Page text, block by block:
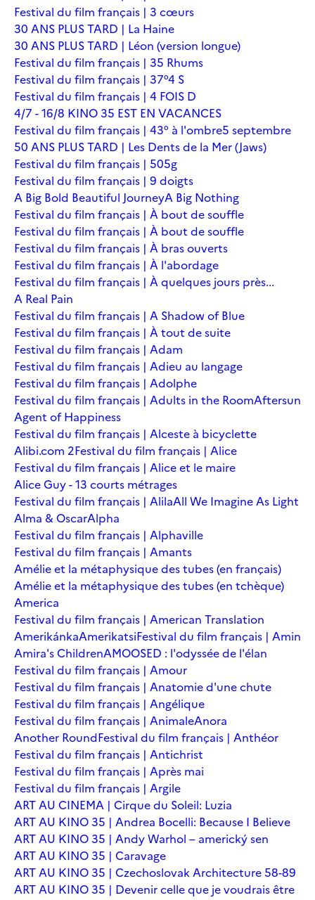
Festival du film français | 3 cœurs
30 ANS PLUS TARD | La Haine
30 ANS PLUS TARD | Léon (version longue)
Festival du film français | 35 Rhums
Festival du film français | 37°4 S
Festival du film français | 4 FOIS D
4/7 - 16/8 KINO 35 EST EN VACANCES
Festival du film français | 43° à l'ombre5 septembre
50 ANS PLUS TARD | Les Dents de la Mer (Jaws)
Festival du film français | 505g
Festival du film français | 9 doigts
A Big Bold Beautiful JourneyA Big Nothing
Festival du film français | À bout de souffle
Festival du film français | À bout de souffle
Festival du film français | À bras ouverts
Festival du film français | À l'abordage
Festival du film français | À quelques jours près...
A Real Pain
Festival du film français | A Shadow of Blue
Festival du film français | À tout de suite
Festival du film français | Adam
Festival du film français | Adieu au langage
Festival du film français | Adolphe
Festival du film français | Adults in the RoomAftersun
Agent of Happiness
Festival du film français | Alceste à bicyclette
Alibi.com 2Festival du film français | Alice
Festival du film français | Alice et le maire
Alice Guy - 13 courts métrages
Festival du film français | AlilaAll We Imagine As Light
Alma & OscarAlpha
Festival du film français | Alphaville
Festival du film français | Amants
Amélie et la métaphysique des tubes (en français)
Amélie et la métaphysique des tubes (en tchèque)
America
Festival du film français | American Translation
AmerikánkaAmerikatsiFestival du film français | Amin
Amira's ChildrenAMOOSED : l'odyssée de l'élan
Festival du film français | Amour
Festival du film français | Anatomie d'une chute
Festival du film français | Angélique
Festival du film français | AnimaleAnora
Another RoundFestival du film français | Anthéor
Festival du film français | Antichrist
Festival du film français | Après mai
Festival du film français | Argile
ART AU CINEMA | Cirque du Soleil: Luzia
ART AU KINO 35 | Andrea Bocelli: Because I Believe
ART AU KINO 35 | Andy Warhol – americký sen
ART AU KINO 35 | Caravage
ART AU KINO 35 | Czechoslovak Architecture 58-89
ART AU KINO 35 | Devenir celle que je voudrais être